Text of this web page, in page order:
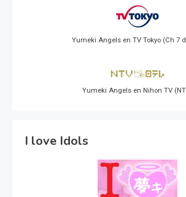
Yumeki Angels en TV Tokyo (Ch 7
Yumeki Angels en Nihon TV
I love Idols